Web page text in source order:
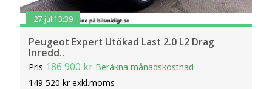
27 jul 13:39
Peugeot Expert Utökad Last 2.0 L2 Drag
Inredd..
Pris 186 900 kr Beräkna månadskostnad
149 520 kr exkl.moms